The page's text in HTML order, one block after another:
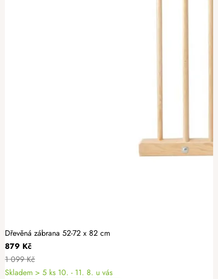
Dřevěná zábrana 52-72 x 82 cm
879 Kč
1 099 Kč
Skladem > 5 ks 10. - 11. 8. u vás